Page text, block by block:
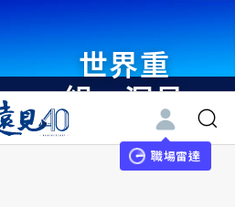
世界重
組・洞見
未來 與
世界領袖
職場雷達